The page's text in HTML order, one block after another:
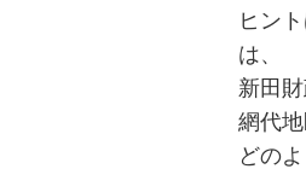
ヒン
は、
新田
網代
どの